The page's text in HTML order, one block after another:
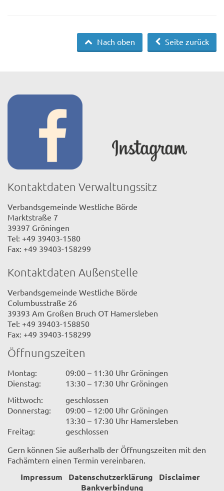
Seite zurück
Nach oben
Kontaktdaten Verwaltungssitz
Verbandsgemeinde Westliche Börde
Marktstraße 7
39397 Gröningen
Tel: +49 39403-1580
Fax: +49 39403-158299
Kontaktdaten Außenstelle
Verbandsgemeinde Westliche Börde
Columbusstraße 26
39393 Am Großen Bruch OT Hamersleben
Tel: +49 39403-158850
Fax: +49 39403-158299
Öffnungszeiten
Montag:
09:00 – 11:30 Uhr Gröningen
Dienstag:
13:30 – 17:30 Uhr Gröningen
Mittwoch:
geschlossen
Donnerstag:
09:00 – 12:00 Uhr Gröningen
13:30 – 17:30 Uhr Hamersleben
Freitag:
geschlossen
Gern können Sie außerhalb der Öffnungszeiten mit den
Fachämtern einen Termin vereinbaren.
Impressum Datenschutzerklärung
Disclaimer
Bankverbindung